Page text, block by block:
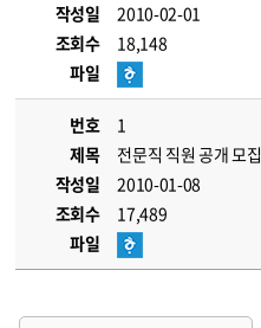
작성일
2010-02-01
조회수
18,148
파일
번호
1
제목
전문직 직원 공개 모집
작성일
2010-01-08
조회수
17,489
파일